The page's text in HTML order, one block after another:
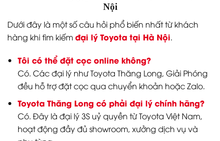
Nội
Dưới đây là một số câu hỏi phổ biến nhất từ khách
hàng khi tìm kiếm đại lý Toyota tại Hà Nội.
Tôi có thể đặt cọc online không?
Có. Các đại lý như Toyota Thăng Long, Giải Phóng
đều hỗ trợ đặt cọc qua chuyển khoản hoặc Zalo.
Toyota Thăng Long có phải đại lý chính hãng?
Có. Đây là đại lý 3S uỷ quyền từ Toyota Việt Nam,
hoạt động đầy đủ showroom, xưởng dịch vụ và